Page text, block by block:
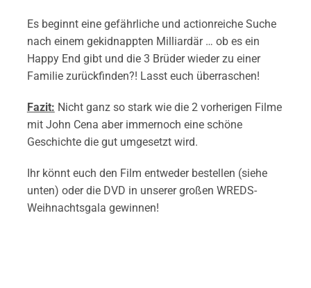
Es beginnt eine gefährliche und actionreiche Suche
nach einem gekidnappten Milliardär … ob es ein
Happy End gibt und die 3 Brüder wieder zu einer
Familie zurückfinden?! Lasst euch überraschen!
Fazit: Nicht ganz so stark wie die 2 vorherigen Filme
mit John Cena aber immernoch eine schöne
Geschichte die gut umgesetzt wird.
Ihr könnt euch den Film entweder bestellen (siehe
unten) oder die DVD in unserer großen WREDS-
Weihnachtsgala gewinnen!